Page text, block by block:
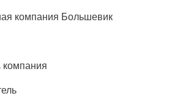
компания Большевик